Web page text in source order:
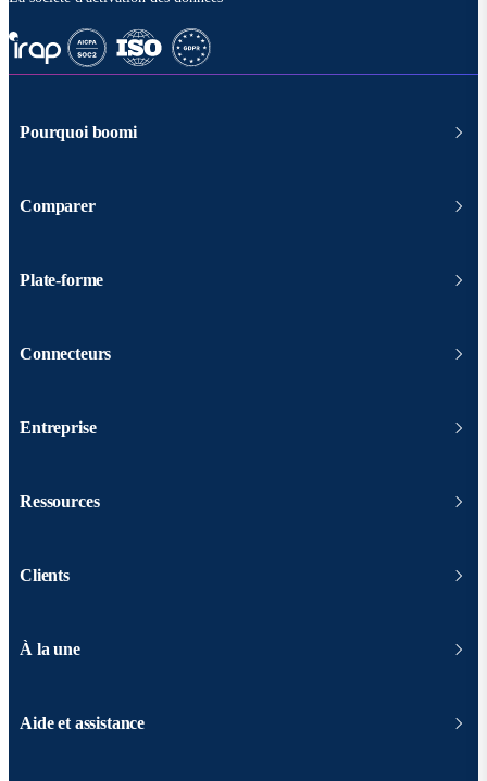
Pourquoi boomi
Comparer
Plate-forme
Connecteurs
Entreprise
Ressources
Clients
À la une
Aide et assistance